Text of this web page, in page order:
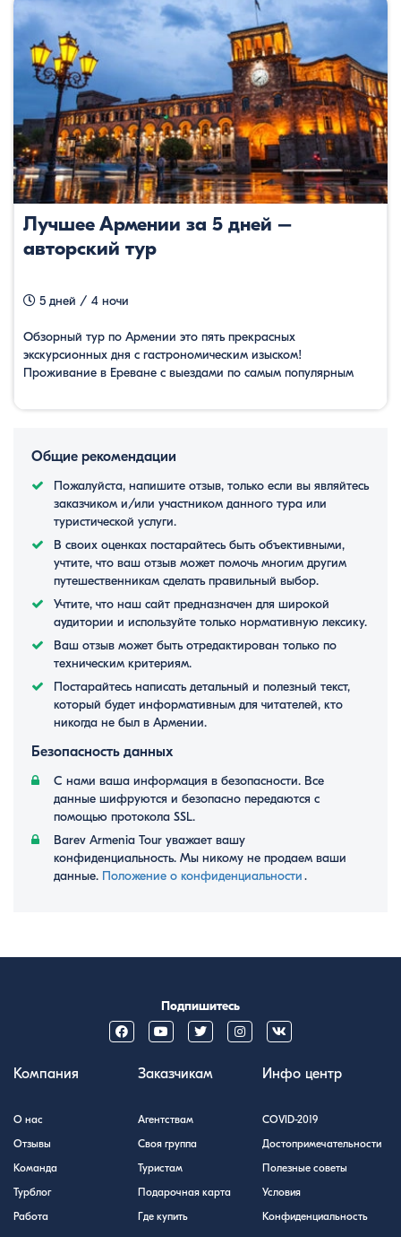
Лучшее Армении за 5 дней –
авторский тур
5 дней / 4 ночи
Обзорный тур по Армении это пять прекрасных
экскурсионных дня с гастрономическим изыском!
Проживание в Ереване с выездами по самым популярным
Общие рекомендации
Пожалуйста, напишите отзыв, только если вы являйтесь
заказчиком и/или участником данного тура или
туристической услуги.
В своих оценках постарайтесь быть объективными,
учтите, что ваш отзыв может помочь многим другим
путешественникам сделать правильный выбор.
Учтите, что наш сайт предназначен для широкой
аудитории и используйте только нормативную лексику.
Ваш отзыв может быть отредактирован только по
техническим критериям.
Постарайтесь написать детальный и полезный текст,
который будет информативным для читателей, кто
никогда не был в Армении.
Безопасность данных
С нами ваша информация в безопасности. Все
данные шифруются и безопасно передаются с
помощью протокола SSL.
Barev Armenia Tour уважает вашу
конфиденциальность. Мы никому не продаем ваши
данные. Положение о конфиденциальности․
Подпишитесь
Компания
О нас
Отзывы
Команда
Турблог
Работа
Заказчикам
Агентствам
Своя группа
Туристам
Подарочная карта
Где купить
Инфо центр
COVID-2019
Достопримечательности
Полезные советы
Условия
Конфиденциальность